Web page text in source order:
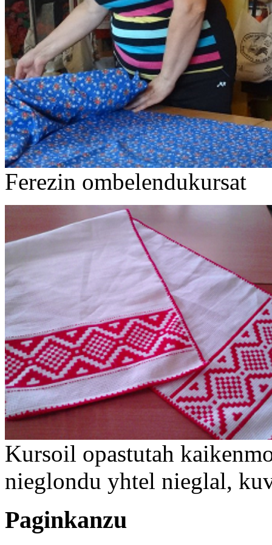
Ferezin ombelendukursat
Kursoil opastutah
nieglondu yhtel nieglal,
Paginkanzu